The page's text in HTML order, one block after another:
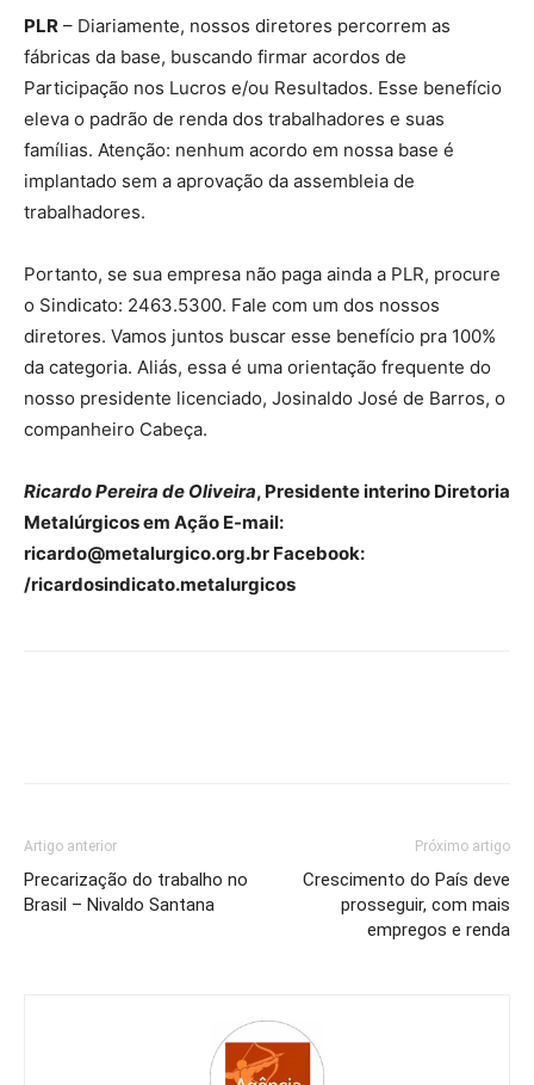
PLR – Diariamente, nossos diretores percorrem as
fábricas da base, buscando firmar acordos de
Participação nos Lucros e/ou Resultados. Esse benefício
eleva o padrão de renda dos trabalhadores e suas
famílias. Atenção: nenhum acordo em nossa base é
implantado sem a aprovação da assembleia de
trabalhadores.
Portanto, se sua empresa não paga ainda a PLR, procure
o Sindicato: 2463.5300. Fale com um dos nossos
diretores. Vamos juntos buscar esse benefício pra 100%
da categoria. Aliás, essa é uma orientação frequente do
nosso presidente licenciado, Josinaldo José de Barros, o
companheiro Cabeça.
Ricardo Pereira de Oliveira, Presidente interino Diretoria
Metalúrgicos em Ação E-mail:
ricardo@metalurgico.org.br Facebook:
/ricardosindicato.metalurgicos
Artigo anterior
Precarização do trabalho no
Brasil – Nivaldo Santana
Próximo artigo
Crescimento do País deve
prosseguir, com mais
empregos e renda